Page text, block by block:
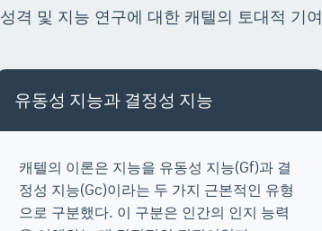
성격 및 지능 연구에 대한 캐텔의 토대적 기여
유동성 지능과 결정성 지능
캐텔의 이론은 지능을 유동성 지능(Gf)과 결
정성 지능(Gc)이라는 두 가지 근본적인 유형
으로 구분했다. 이 구분은 인간의 인지 능력